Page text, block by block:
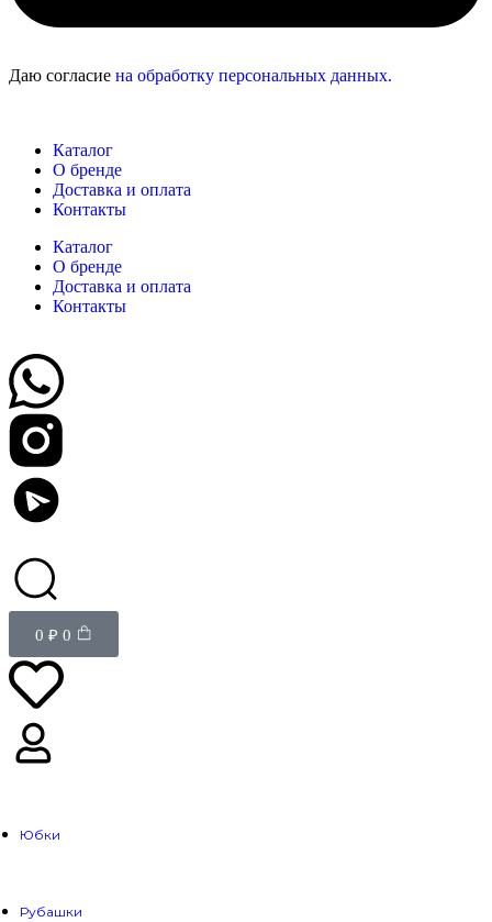
Даю согласие на обработку персональных данных.
Каталог
О бренде
Доставка и оплата
Контакты
Каталог
О бренде
Доставка и оплата
Контакты
0 ₽ 0
Юбки
Рубашки